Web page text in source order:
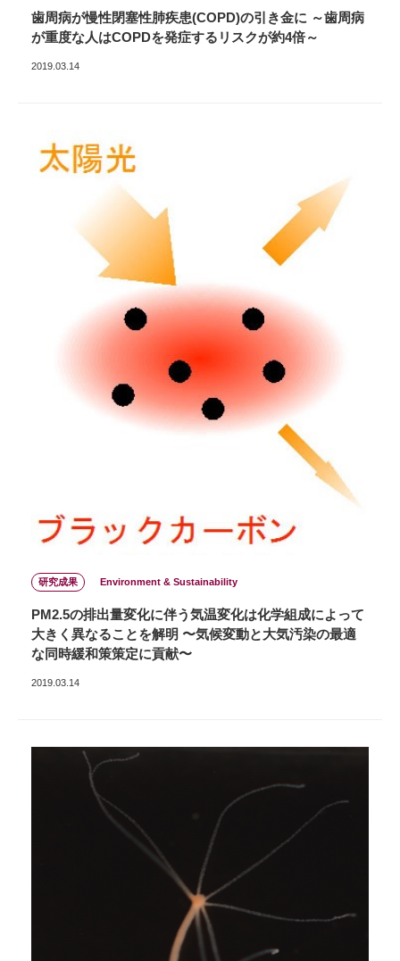
歯周病が慢性閉塞性肺疾患(COPD)の引き金に ～歯周病
が重度な人はCOPDを発症するリスクが約4倍～
2019.03.14
研究成果 Environment & Sustainability
PM2.5の排出量変化に伴う気温変化は化学組成によって
大きく異なることを解明 〜気候変動と大気汚染の最適
な同時緩和策策定に貢献〜
2019.03.14